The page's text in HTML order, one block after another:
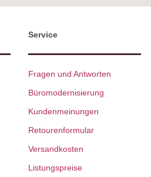
Service
Fragen und Antworten
Büromodernisierung
Kundenmeinungen
Retourenformular
Versandkosten
Listungspreise